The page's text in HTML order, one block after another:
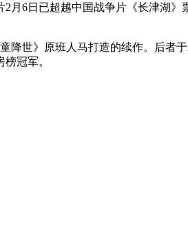
2月6日已超越中国战争片《长津湖
降世》原班人马打造的续作。后者
冠军。